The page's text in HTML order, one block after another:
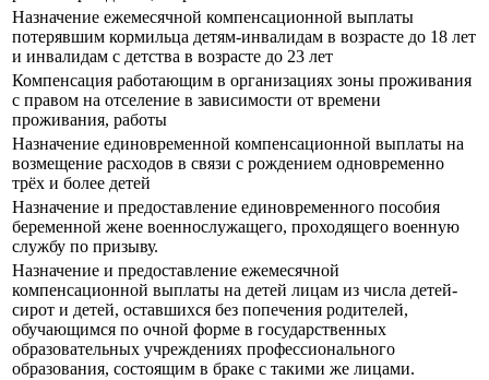
Назначение ежемесячной компенсационной выплаты
потерявшим кормильца детям-инвалидам в возрасте до 18 лет
и инвалидам с детства в возрасте до 23 лет
Компенсация работающим в организациях зоны проживания
с правом на отселение в зависимости от времени
проживания, работы
Назначение единовременной компенсационной выплаты на
возмещение расходов в связи с рождением одновременно
трёх и более детей
Назначение и предоставление единовременного пособия
беременной жене военнослужащего, проходящего военную
службу по призыву.
Назначение и предоставление ежемесячной
компенсационной выплаты на детей лицам из числа детей-
сирот и детей, оставшихся без попечения родителей,
обучающимся по очной форме в государственных
образовательных учреждениях профессионального
образования, состоящим в браке с такими же лицами.